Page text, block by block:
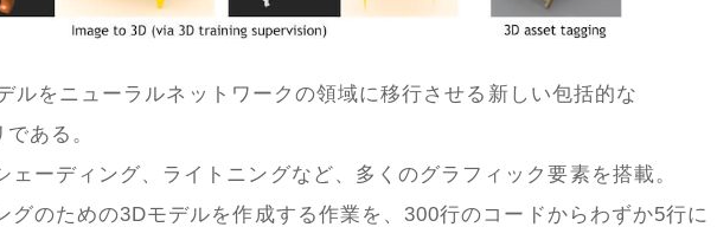
ルをニューラルネットワークの領域に移行させる新しい包括的な
ある。
ェーディング、ライトニングなど、多くのグラフィック要素を搭載。
グのための3Dモデルを作成する作業を、300行のコードからわずか5行に